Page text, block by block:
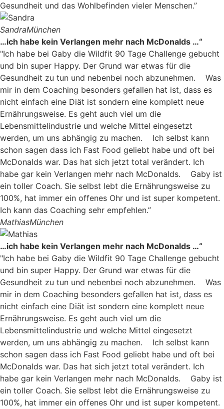
Gesundheit und das Wohlbefinden vieler Menschen.”
SandraMünchen
…ich habe kein Verlangen mehr nach McDonalds …“
"Ich habe bei Gaby die Wildfit 90 Tage Challenge gebucht
und bin super Happy. Der Grund war etwas für die
Gesundheit zu tun und nebenbei noch abzunehmen. Was
mir in dem Coaching besonders gefallen hat ist, dass es
nicht einfach eine Diät ist sondern eine komplett neue
Ernährungsweise. Es geht auch viel um die
Lebensmittelindustrie und welche Mittel eingesetzt
werden, um uns abhängig zu machen. Ich selbst kann
schon sagen dass ich Fast Food geliebt habe und oft bei
McDonalds war. Das hat sich jetzt total verändert. Ich
habe gar kein Verlangen mehr nach McDonalds. Gaby ist
ein toller Coach. Sie selbst lebt die Ernährungsweise zu
100%, hat immer ein offenes Ohr und ist super kompetent.
Ich kann das Coaching sehr empfehlen.”
MathiasMünchen
…ich habe kein Verlangen mehr nach McDonalds …“
"Ich habe bei Gaby die Wildfit 90 Tage Challenge gebucht
und bin super Happy. Der Grund war etwas für die
Gesundheit zu tun und nebenbei noch abzunehmen. Was
mir in dem Coaching besonders gefallen hat ist, dass es
nicht einfach eine Diät ist sondern eine komplett neue
Ernährungsweise. Es geht auch viel um die
Lebensmittelindustrie und welche Mittel eingesetzt
werden, um uns abhängig zu machen. Ich selbst kann
schon sagen dass ich Fast Food geliebt habe und oft bei
McDonalds war. Das hat sich jetzt total verändert. Ich
habe gar kein Verlangen mehr nach McDonalds. Gaby ist
ein toller Coach. Sie selbst lebt die Ernährungsweise zu
100%, hat immer ein offenes Ohr und ist super kompetent.